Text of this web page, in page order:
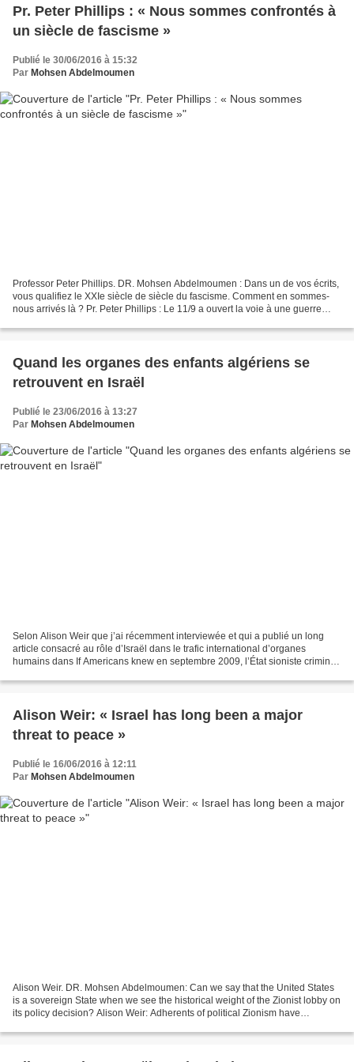
Pr. Peter Phillips : « Nous sommes confrontés à
un siècle de fascisme »
Publié le 30/06/2016 à 15:32
Par Mohsen Abdelmoumen
Professor Peter Phillips. DR. Mohsen Abdelmoumen : Dans un de vos écrits,
vous qualifiez le XXIe siècle de siècle du fascisme. Comment en sommes-
nous arrivés là ? Pr. Peter Phillips : Le 11/9 a ouvert la voie à une guerre
Quand les organes des enfants algériens se
retrouvent en Israël
Publié le 23/06/2016 à 13:27
Par Mohsen Abdelmoumen
Selon Alison Weir que j’ai récemment interviewée et qui a publié un long
article consacré au rôle d’Israël dans le trafic international d’organes
humains dans If Americans knew en septembre 2009, l’État sioniste criminel
Alison Weir: « Israel has long been a major
threat to peace »
Publié le 16/06/2016 à 12:11
Par Mohsen Abdelmoumen
Alison Weir. DR. Mohsen Abdelmoumen: Can we say that the United States
is a sovereign State when we see the historical weight of the Zionist lobby on
its policy decision? Alison Weir: Adherents of political Zionism have